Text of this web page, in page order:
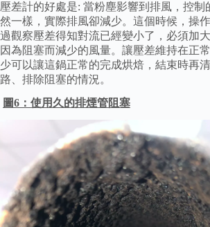
壓差計的好處是: 當粉塵影響到排風，控制
然一樣，實際排風卻減少。這個時候，操
過觀察壓差得知對流已經變小了，必須加
因為阻塞而減少的風量。讓壓差維持在正
少可以讓這鍋正常的完成烘焙，結束時再
路、排除阻塞的情況。
圖6：使用久的排煙管阻塞